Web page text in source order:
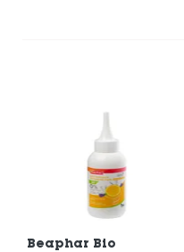
Beaphar Bio